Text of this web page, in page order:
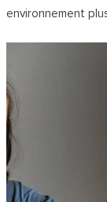
environnement